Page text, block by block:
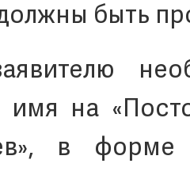
быть
на
в